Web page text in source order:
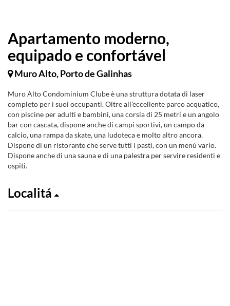
Apartamento moderno,
equipado e confortável
Muro Alto, Porto de Galinhas
Muro Alto Condominium Clube è una struttura dotata di laser
completo per i suoi occupanti. Oltre all'eccellente parco acquatico,
con piscine per adulti e bambini, una corsia di 25 metri e un angolo
bar con cascata, dispone anche di campi sportivi, un campo da
calcio, una rampa da skate, una ludoteca e molto altro ancora.
Dispone di un ristorante che serve tutti i pasti, con un menù vario.
Dispone anche di una sauna e di una palestra per servire residenti e
ospiti.
Localitá